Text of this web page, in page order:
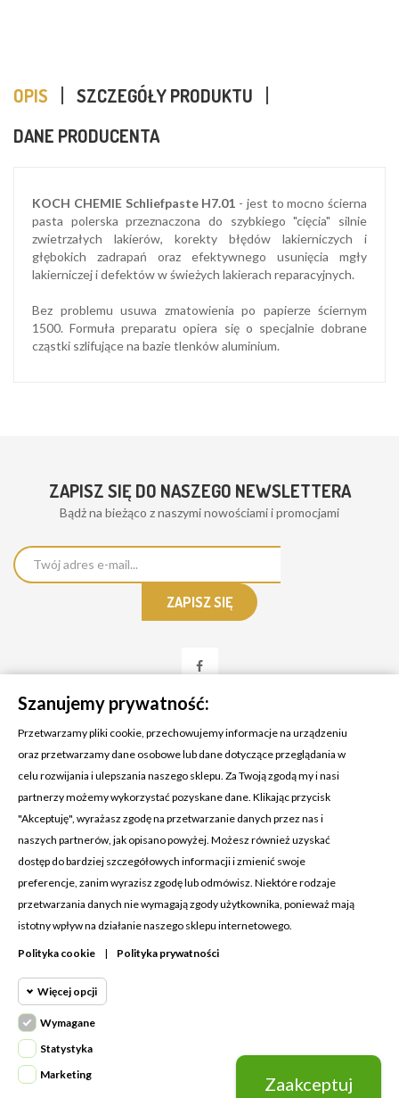
OPIS
SZCZEGÓŁY PRODUKTU
DANE PRODUCENTA
KOCH CHEMIE Schliefpaste H7.01 - jest to mocno ścierna
pasta polerska przeznaczona do szybkiego "cięcia" silnie
zwietrzałych lakierów, korekty błędów lakierniczych i
głębokich zadrapań oraz efektywnego usunięcia mgły
lakierniczej i defektów w świeżych lakierach reparacyjnych.
Bez problemu usuwa zmatowienia po papierze ściernym
1500. Formuła preparatu opiera się o specjalnie dobrane
cząstki szlifujące na bazie tlenków aluminium.
ZAPISZ SIĘ DO NASZEGO NEWSLETTERA
Bądż na bieżąco z naszymi nowościami i promocjami
KONTAKT Z NAMI
Adres:
Cosmetic4car
Budzisz 73A
39-200 Dębica
Dominik:
Klaudia: +48 730634730
MOJE KONTO
PRODUKTY
NASZA FIRMA
Szanujemy prywatność:
Przetwarzamy pliki cookie, przechowujemy informacje na urządzeniu
oraz przetwarzamy dane osobowe lub dane dotyczące przeglądania w
celu rozwijania i ulepszania naszego sklepu. Za Twoją zgodą my i nasi
partnerzy możemy wykorzystać pozyskane dane. Klikając przycisk
"Akceptuję", wyrażasz zgodę na przetwarzanie danych przez nas i
naszych partnerów, jak opisano powyżej. Możesz również uzyskać
dostęp do bardziej szczegółowych informacji i zmienić swoje
preferencje, zanim wyrazisz zgodę lub odmówisz. Niektóre rodzaje
przetwarzania danych nie wymagają zgody użytkownika, ponieważ mają
istotny wpływ na działanie naszego sklepu internetowego.
Polityka cookie | Polityka prywatności
Więcej opcji
Wymagane
Wymagane pliki cookie oraz cookie
HttpOnly. Pliki cookie wymagane do
Cookie
Wymagane
Statystyka
Marketing
Zaakceptuj